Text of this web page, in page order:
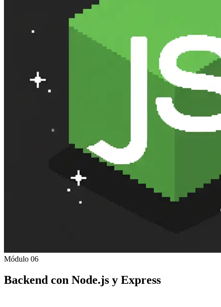
Módulo 06
Backend con Node.js y Express